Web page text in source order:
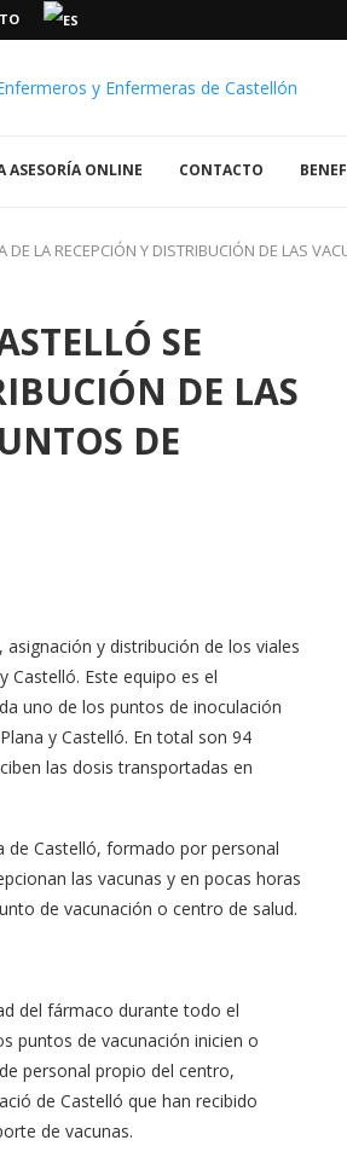
ASESORÍA ONLINE CONTACTO
DE LA RECEPCIÓN Y DISTRIBUCIÓN DE LAS
SE
DE LAS
DE
y distribución de los viales
Castelló. Este equipo es el
uno de los puntos de inoculación
y Castelló. En total son 94
las dosis transportadas en
de Castelló, formado por personal
las vacunas y en pocas horas
de vacunación o centro de salud.
del fármaco durante todo el
puntos de vacunación inicien o
personal propio del centro,
de Castelló que han recibido
de vacunas.